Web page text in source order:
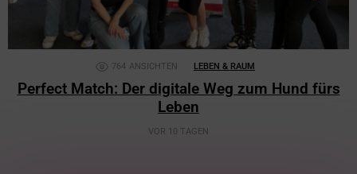
764 ANSICHTEN LEBEN & RAUM
Perfect Match: Der digitale Weg zum Hund fürs
Leben
VOR 10 TAGEN